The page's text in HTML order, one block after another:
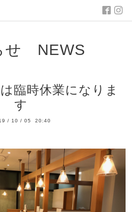
せ NEWS
臨時休業になりま
す
/ 10 / 05 20:40